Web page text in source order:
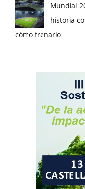
Mundial
historia
cómo frenarlo